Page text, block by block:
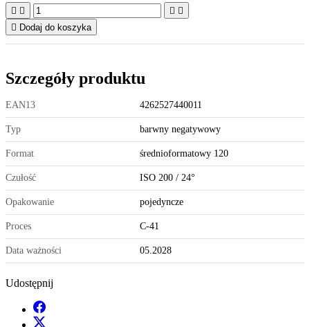
   
 Dodaj do koszyka
Szczegóły produktu
EAN13 4262527440011
Typ barwny negatywowy
Format średnioformatowy 120
Czułość ISO 200 / 24°
Opakowanie pojedyncze
Proces C-41
Data ważności 05.2028
Udostępnij